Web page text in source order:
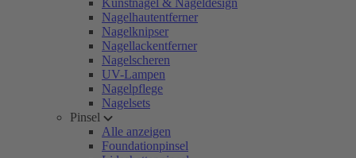
Kunstnägel & Nageldesign
Nagelhautentferner
Nagelknipser
Nagellackentferner
Nagelscheren
UV-Lampen
Nagelpflege
Nagelsets
Pinsel
Alle anzeigen
Foundationpinsel